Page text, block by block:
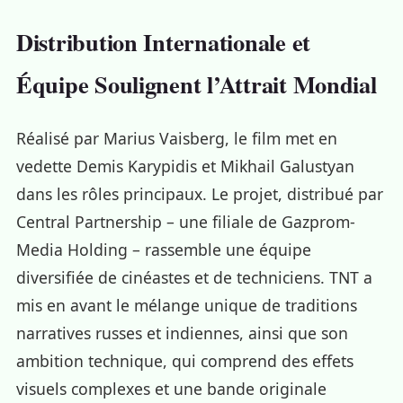
Distribution Internationale et
Équipe Soulignent l’Attrait Mondial
Réalisé par Marius Vaisberg, le film met en
vedette Demis Karypidis et Mikhail Galustyan
dans les rôles principaux. Le projet, distribué par
Central Partnership – une filiale de Gazprom-
Media Holding – rassemble une équipe
diversifiée de cinéastes et de techniciens. TNT a
mis en avant le mélange unique de traditions
narratives russes et indiennes, ainsi que son
ambition technique, qui comprend des effets
visuels complexes et une bande originale